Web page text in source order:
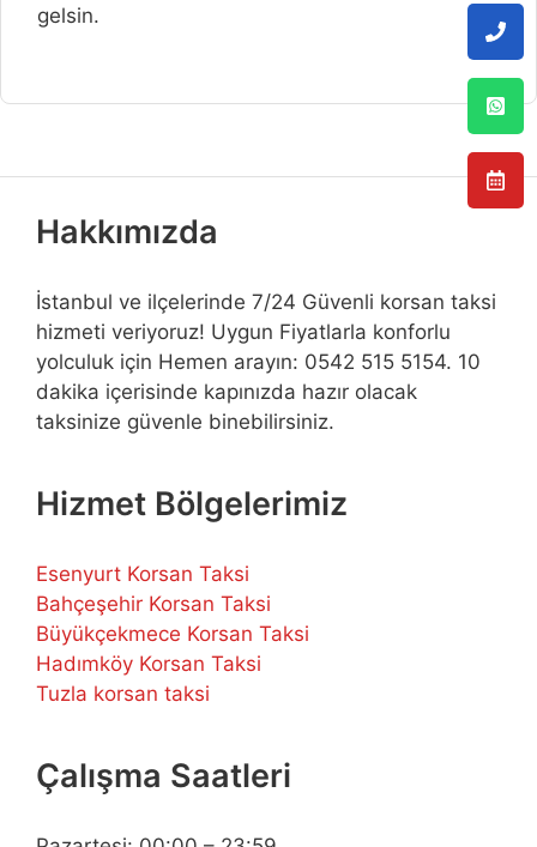
gelsin.
Hakkımızda
İstanbul ve ilçelerinde 7/24 Güvenli korsan taksi
hizmeti veriyoruz! Uygun Fiyatlarla konforlu
yolculuk için Hemen arayın: 0542 515 5154. 10
dakika içerisinde kapınızda hazır olacak
taksinize güvenle binebilirsiniz.
Hizmet Bölgelerimiz
Esenyurt Korsan Taksi
Bahçeşehir Korsan Taksi
Büyükçekmece Korsan Taksi
Hadımköy Korsan Taksi
Tuzla korsan taksi
Çalışma Saatleri